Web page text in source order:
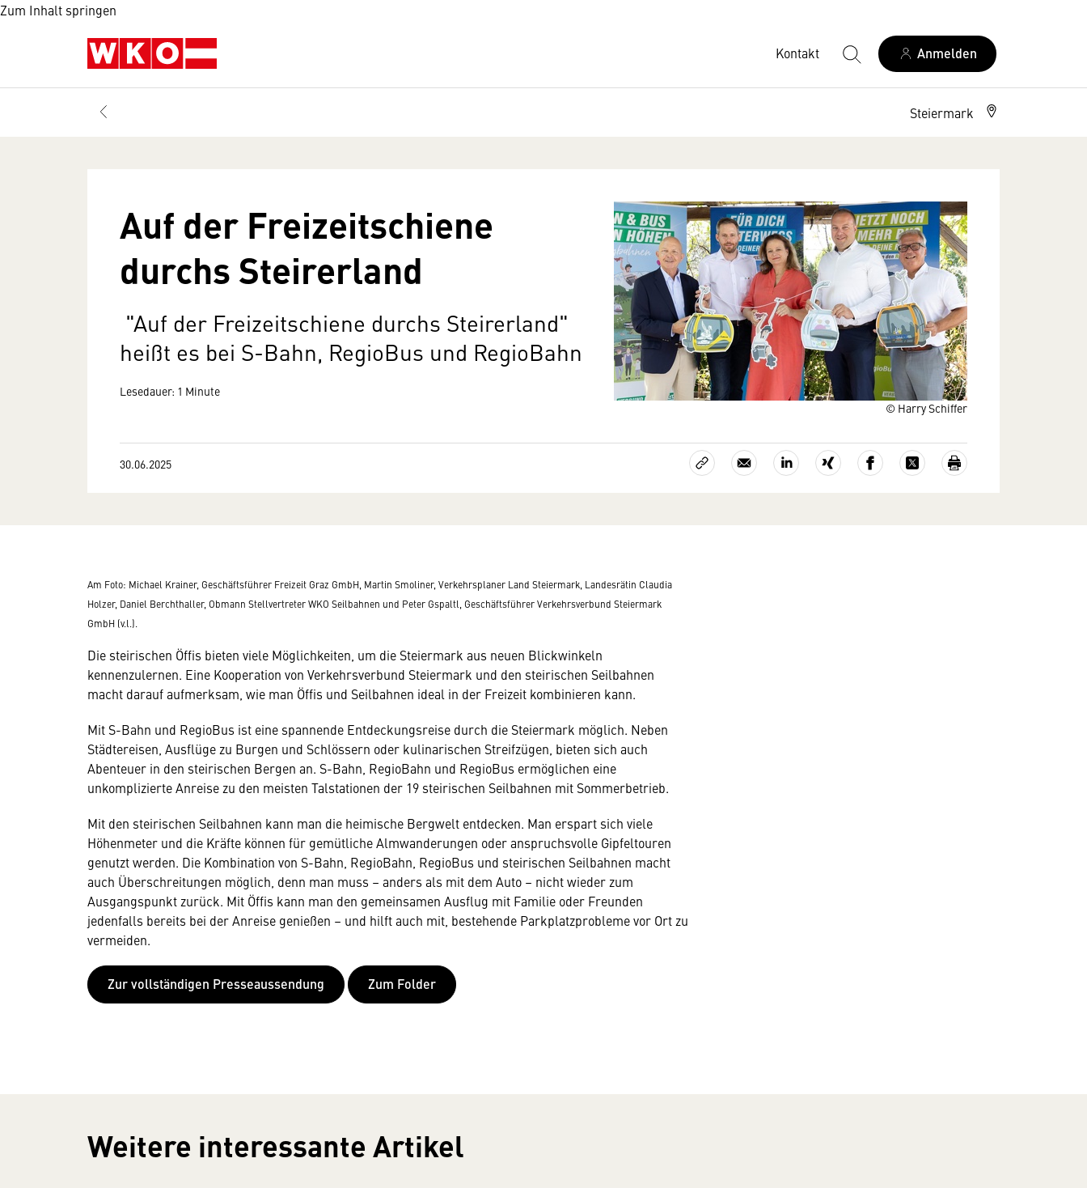
Zum Inhalt springen
Kontakt Anmelden
Steiermark
© Harry Schiffer
Auf der Freizeitschiene
durchs Steirerland
"Auf der Freizeitschiene durchs Steirerland"
heißt es bei S-Bahn, RegioBus und RegioBahn
Lesedauer: 1 Minute
30.06.2025
Am Foto: Michael Krainer, Geschäftsführer Freizeit Graz GmbH, Martin Smoliner, Verkehrsplaner Land Steiermark, Landesrätin Claudia
Holzer, Daniel Berchthaller, Obmann Stellvertreter WKO Seilbahnen und Peter Gspaltl, Geschäftsführer Verkehrsverbund Steiermark
GmbH (v.l.).
Die steirischen Öffis bieten viele Möglichkeiten, um die Steiermark aus neuen Blickwinkeln
kennenzulernen. Eine Kooperation von Verkehrsverbund Steiermark und den steirischen Seilbahnen
macht darauf aufmerksam, wie man Öffis und Seilbahnen ideal in der Freizeit kombinieren kann.
Mit S-Bahn und RegioBus ist eine spannende Entdeckungsreise durch die Steiermark möglich. Neben
Städtereisen, Ausflüge zu Burgen und Schlössern oder kulinarischen Streifzügen, bieten sich auch
Abenteuer in den steirischen Bergen an. S-Bahn, RegioBahn und RegioBus ermöglichen eine
unkomplizierte Anreise zu den meisten Talstationen der 19 steirischen Seilbahnen mit Sommerbetrieb.
Mit den steirischen Seilbahnen kann man die heimische Bergwelt entdecken. Man erspart sich viele
Höhenmeter und die Kräfte können für gemütliche Almwanderungen oder anspruchsvolle Gipfeltouren
genutzt werden. Die Kombination von S-Bahn, RegioBahn, RegioBus und steirischen Seilbahnen macht
auch Überschreitungen möglich, denn man muss – anders als mit dem Auto – nicht wieder zum
Ausgangspunkt zurück. Mit Öffis kann man den gemeinsamen Ausflug mit Familie oder Freunden
jedenfalls bereits bei der Anreise genießen – und hilft auch mit, bestehende Parkplatzprobleme vor Ort zu
vermeiden.
Zur vollständigen Presseaussendung Zum Folder
Weitere interessante Artikel